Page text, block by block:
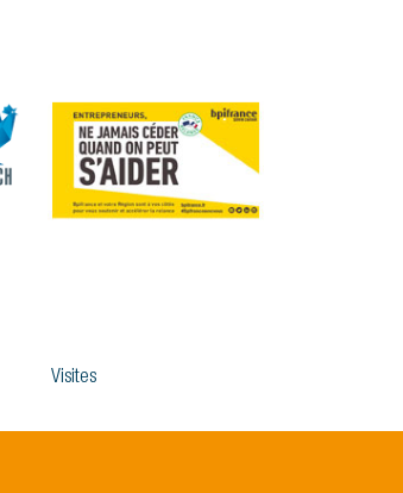
Visites